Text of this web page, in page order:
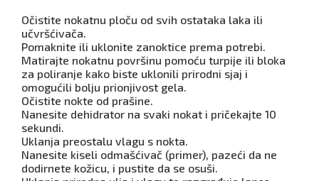
Očistite nokatnu ploču od svih ostataka laka ili
učvršćivača.
Pomaknite ili uklonite zanoktice prema potrebi.
Matirajte nokatnu površinu pomoću turpije ili bloka
za poliranje kako biste uklonili prirodni sjaj i
omogućili bolju prionjivost gela.
Očistite nokte od prašine.
Nanesite dehidrator na svaki nokat i pričekajte 10
sekundi.
Uklanja preostalu vlagu s nokta.
Nanesite kiseli odmašćivač (primer), pazeći da ne
dodirnete kožicu, i pustite da se osuši.